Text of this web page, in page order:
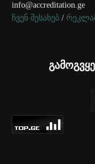
info@accreditation.ge
ჩვენ შესახებ /